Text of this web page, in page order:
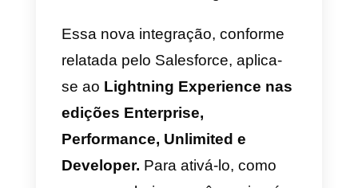
plataforma responderem a seus
clientes diretamente em seu
canal favorito , da mesma
maneira que já era possível
através de SMS, telefone, email